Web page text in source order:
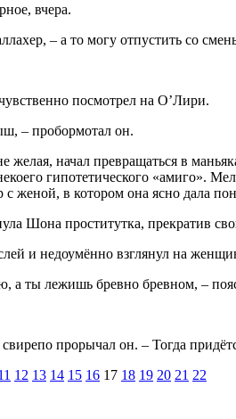
вчера.
– а то могу отпустить со
посмотрел на О’Лири.
– пробормотал он.
желая, начал превращаться в
гипотетического «амиго».
женой, в котором она ясно дала
Шона проститутка, прекратив
и недоумённо взглянул на
а ты лежишь бревно бревном, –
прорычал он. – Тогда
12 13 14 15 16 17 18 19 20 21 22